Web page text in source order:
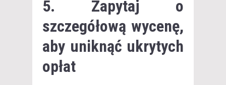
5. Zapytaj o
szczegółową wycenę,
aby uniknąć ukrytych
opłat